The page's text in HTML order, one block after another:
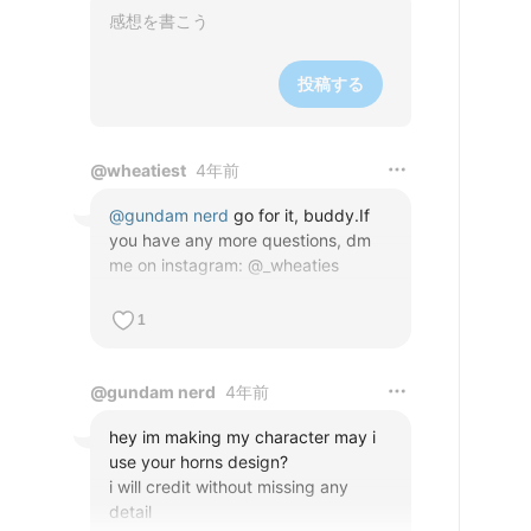
投稿する
@wheatiest 4年前
@gundam nerd go for it, buddy.If
you have any more questions, dm
me on instagram: @_wheaties
1
@gundam nerd 4年前
hey im making my character may i
use your horns design?
i will credit without missing any
detail